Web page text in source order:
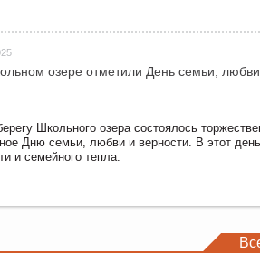
озере отметили День семьи,
Школьного озера состоялось
Дню семьи, любви и верности. В этот
и семейного тепла.